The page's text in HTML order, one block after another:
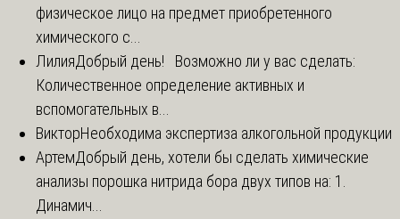
физическое лицо на предмет приобретенного
химического с...
ЛилияДобрый день! Возможно ли у вас сделать:
Количественное определение активных и
вспомогательных в...
ВикторНеобходима экспертиза алкогольной продукции
АртемДобрый день, хотели бы сделать химические
анализы порошка нитрида бора двух типов на: 1.
Динамич...